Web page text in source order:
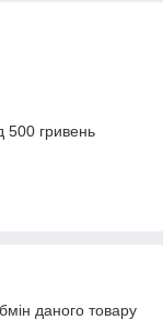
500 гривень
даного товару